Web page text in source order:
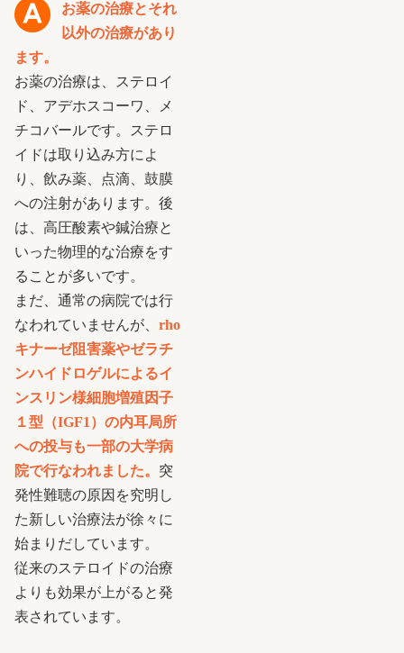
お薬の治療とそれ
以外の治療があり
ます。
お薬の治療は、ステロイ
ド、アデホスコーワ、メ
チコバールです。ステロ
イドは取り込み方によ
り、飲み薬、点滴、鼓膜
への注射があります。後
は、高圧酸素や鍼治療と
いった物理的な治療をす
ることが多いです。
まだ、通常の病院では行
なわれていませんが、 rho
キナーゼ阻害薬やゼラチ
ンハイドロゲルによるイ
ンスリン様細胞増殖因子
１型（IGF1）の内耳局所
への投与も一部の大学病
院で行なわれました。 突
発性難聴の原因を究明し
た新しい治療法が徐々に
始まりだしています。
従来のステロイドの治療
よりも効果が上がると発
表されています。